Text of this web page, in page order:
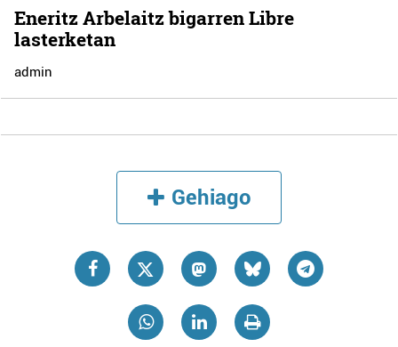
Eneritz Arbelaitz bigarren Libre
lasterketan
admin
Gehiago